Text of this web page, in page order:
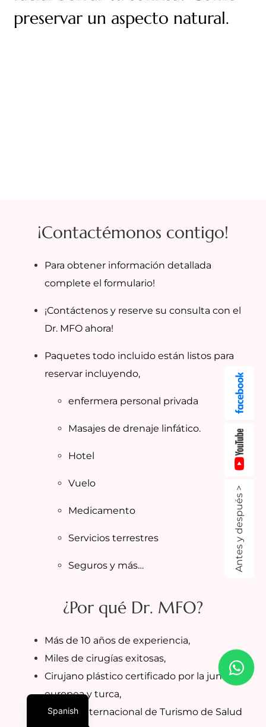
preservar un aspecto natural.
¡Contactémonos contigo!
Para obtener información detallada
complete el formulario!
¡Contáctenos y reserve su consulta con el
Dr. MFO ahora!
Paquetes todo incluido están listos para
reservar incluyendo,
enfermera personal privada
Masajes de drenaje linfático.
Hotel
Vuelo
Medicamento
Servicios terrestres
Seguros y más…
¿Por qué Dr. MFO?
Más de 10 años de experiencia,
Miles de cirugías exitosas,
Cirujano plástico certificado por la junta
europea y turca,
Centro Internacional de Turismo de Salud
Antes y después >
Spanish